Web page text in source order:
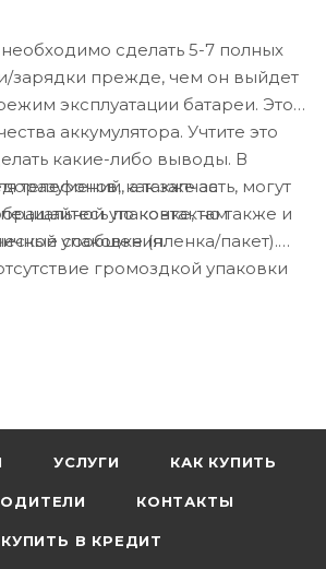
сделать 5-7 полных
зарядки прежде, чем он выйдет
эксплуатации батареи. Это
аккумулятора. Учтите это
какие-либо выводы. В
а также за
по контактам
сообщения.
телефонов, как запчасть, могут
упаковке, но также и
упаковке (пленка/пакет).
громоздкой упаковки
УСЛУГИ КАК КУПИТЬ
КОНТАКТЫ
КУПИТЬ В КРЕДИТ